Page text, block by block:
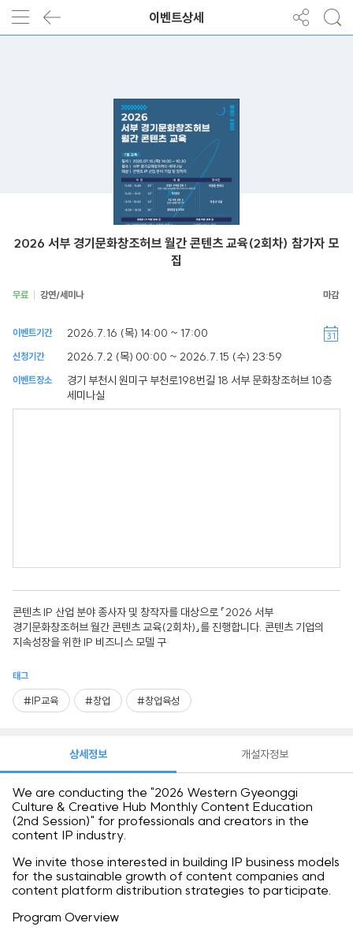
이벤트상세
2026 서부 경기문화창조허브 월간 콘텐츠 교육(2회차) 참가자 모
집
무료 강연/세미나
이벤트기간 2026.7.16 (목) 14:00 ~ 17:00
신청기간 2026.7.2 (목) 00:00 ~ 2026.7.15 (수) 23:59
이벤트장소
경기 부천시 원미구 부천로198번길 18 서부 문화창조허브 10층
세미나실
콘텐츠 IP 산업 분야 종사자 및 창작자를 대상으로 「2026 서부
경기문화창조허브 월간 콘텐츠 교육(2회차)」를 진행합니다. 콘텐츠 기업의
지속성장을 위한 IP 비즈니스 모델 구
태그
#IP교육 #창업 #창업육성
상세정보
We are conducting the "2026 Western Gyeonggi
Culture & Creative Hub Monthly Content Education
(2nd Session)" for professionals and creators in the
content IP industry.
We invite those interested in building IP business models
for the sustainable growth of content companies and
content platform distribution strategies to participate.
Program Overview
개설자정보